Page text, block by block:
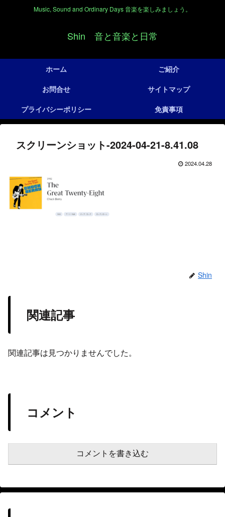
Music, Sound and Ordinary Days 音楽を楽しみましょう。
Shin 音と音楽と日常
ホーム
ご紹介
お問合せ
サイトマップ
プライバシーポリシー
免責事項
スクリーンショット-2024-04-21-8.41.08
2024.04.28
Shin
関連記事
関連記事は見つかりませんでした。
コメント
コメントを書き込む